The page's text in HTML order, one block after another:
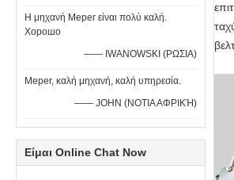
Η μηχανή Meper είναι πολύ καλή.
Хорошо
—— IWANOWSKI (ΡΩΣΙΑ)
Meper, καλή μηχανή, καλή υπηρεσία.
—— JOHN (ΝΟΤΙΑ ΑΦΡΙΚΉ)
Είμαι Online Chat Now